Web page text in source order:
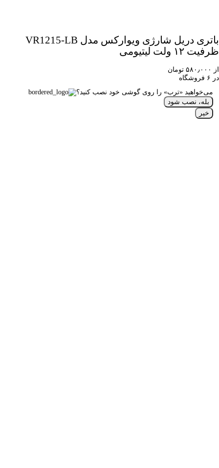
باتری دریل شارژی ویوارکس مدل VR1215-LB
ظرفیت ۱۲ ولت لیتیومی
از ۵۸۰٫۰۰۰ تومان
در ۶ فروشگاه
می‌خواهید «ترب» را روی گوشی خود نصب کنید؟
بله، نصب شود
خیر